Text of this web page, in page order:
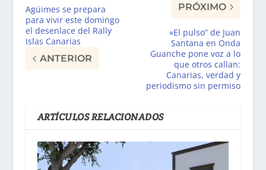
Agüimes se prepara
para vivir este domingo
el desenlace del Rally
Islas Canarias
ANTERIOR
PRÓXIMO
«El pulso” de Juan
Santana en Onda
Guanche pone voz a lo
que otros callan:
Canarias, verdad y
periodismo sin permiso
ARTÍCULOS RELACIONADOS